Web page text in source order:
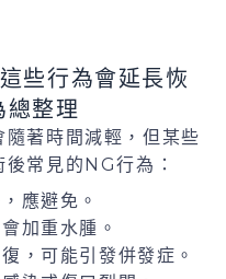
些行為會延長恢
整理
著時間減輕，但某些
常見的NG行為：
應避免。
加重水腫。
，可能引發併發症。